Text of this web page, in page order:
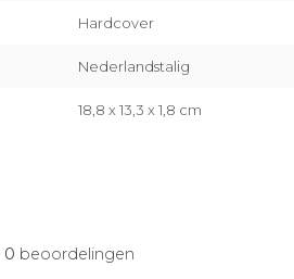
Hardcover
Nederlandstalig
18,8 x 13,3 x 1,8 cm
0 beoordelingen